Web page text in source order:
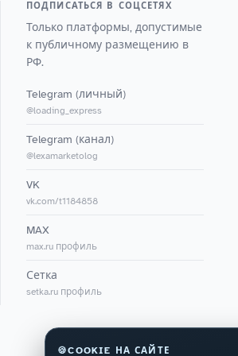
ПОДПИСАТЬСЯ В СОЦСЕТЯХ
Только платформы, допустимые
к публичному размещению в
РФ.
Telegram (личный)
@loading_express
Telegram (канал)
@lexamarketolog
VK
vk.com/t1184858
MAX
max.ru профиль
Сетка
setka.ru профиль
🍪COOKIE НА САЙТЕ